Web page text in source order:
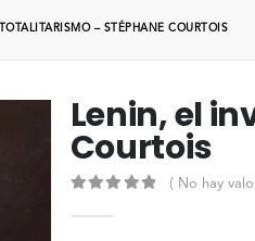
– STÉPHANE COURTOIS
Lenin, el
Courtois
( No hay